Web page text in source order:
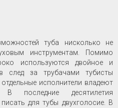
туба нисколько не
инструментам. Помимо
используются двойное и
след за трубачами тубисты
исполнители владеют
В последние десятилетия
для тубы двухголосие. В